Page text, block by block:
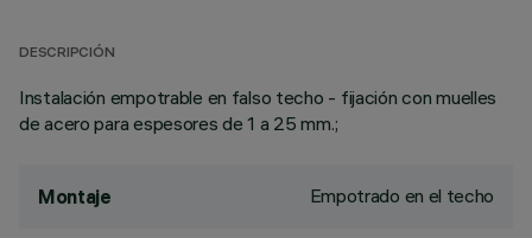
DESCRIPCIÓN
Instalación empotrable en falso techo - fijación con muelles
de acero para espesores de 1 a 25 mm.;
Montaje Empotrado en el techo